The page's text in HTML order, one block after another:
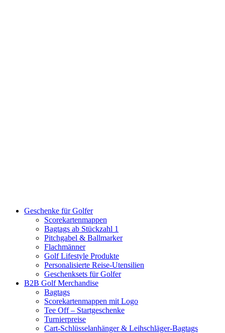
Geschenke für Golfer
Scorekartenmappen
Bagtags ab Stückzahl 1
Pitchgabel & Ballmarker
Flachmänner
Golf Lifestyle Produkte
Personalisierte Reise-Utensilien
Geschenksets für Golfer
B2B Golf Merchandise
Bagtags
Scorekartenmappen mit Logo
Tee Off – Startgeschenke
Turnierpreise
Cart-Schlüsselanhänger & Leihschläger-Bagtags